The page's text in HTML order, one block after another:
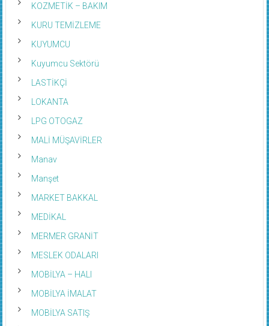
KOZMETİK – BAKIM
KURU TEMİZLEME
KUYUMCU
Kuyumcu Sektörü
LASTİKÇİ
LOKANTA
LPG OTOGAZ
MALİ MÜŞAVİRLER
Manav
Manşet
MARKET BAKKAL
MEDİKAL
MERMER GRANİT
MESLEK ODALARI
MOBİLYA – HALI
MOBİLYA İMALAT
MOBİLYA SATIŞ